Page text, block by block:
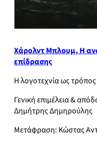
Χάρολντ Μπλουμ, Η
επίδρασης
Η λογοτεχνία ως
Γενική επιμέλεια &
Δημήτρης Δημηρούλης
Μετάφραση: Κώστας